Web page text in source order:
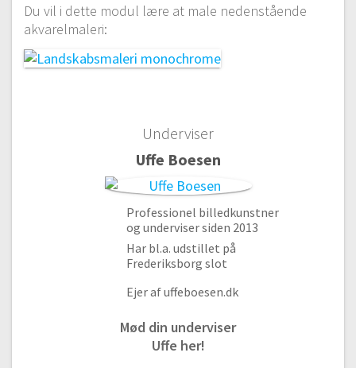
Du vil i dette modul lære at male nedenstående
akvarelmaleri:
Underviser
Uffe Boesen
Professionel billedkunstner
og underviser siden 2013
Har bl.a. udstillet på
Frederiksborg slot
Ejer af uffeboesen.dk
Mød din underviser
Uffe her!